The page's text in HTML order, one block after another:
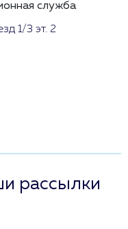
служба
1/3 эт. 2
рассылки